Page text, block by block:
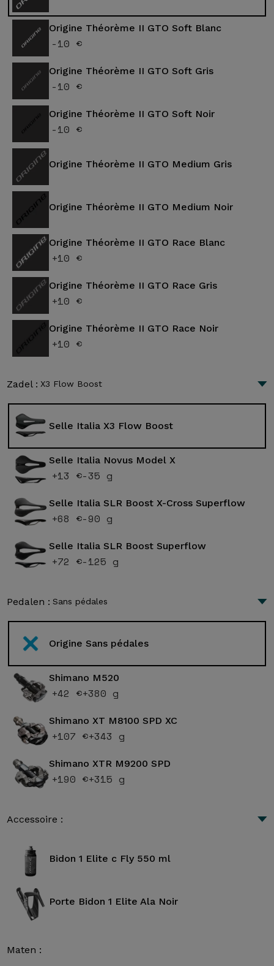
Origine Théorème II GTO Soft Blanc
-10 €
Origine Théorème II GTO Soft Gris
-10 €
Origine Théorème II GTO Soft Noir
-10 €
Origine Théorème II GTO Medium Gris
Origine Théorème II GTO Medium Noir
Origine Théorème II GTO Race Blanc
+10 €
Origine Théorème II GTO Race Gris
+10 €
Origine Théorème II GTO Race Noir
+10 €
Zadel : X3 Flow Boost
Selle Italia X3 Flow Boost
Selle Italia Novus Model X
+13 €-35 g
Selle Italia SLR Boost X-Cross Superflow
+68 €-90 g
Selle Italia SLR Boost Superflow
+72 €-125 g
Pedalen : Sans pédales
Origine Sans pédales
Shimano M520
+42 €+380 g
Shimano XT M8100 SPD XC
+107 €+343 g
Shimano XTR M9200 SPD
+190 €+315 g
Accessoire :
Bidon 1 Elite c Fly 550 ml
Porte Bidon 1 Elite Ala Noir
Maten :